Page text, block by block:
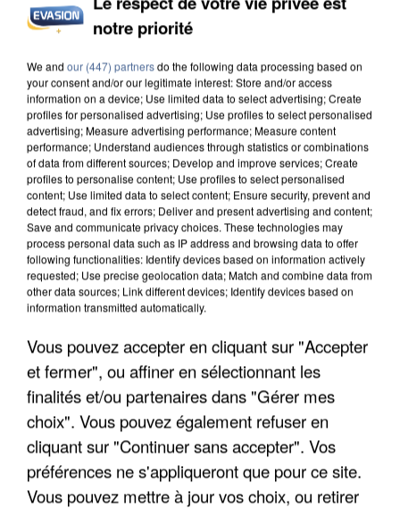
INCENDIES : L’ÎLE-DE-FRANCE LANCE UN ÉLAN
DE SOLIDARITÉ AVEC LES...
APRÈS TOUTES CES CANICULES, LES REFUGES
DE FAUNE SAUVAGE SONT...
notre priorité
We and our (447) partnersdo the following data processing based on
your consent and/or our legitimate interest: Store and/or access
information on a device; Use limited data to select advertising; Create
profiles for personalised advertising; Use profiles to select personalised
advertising; Measure advertising performance; Measure content
performance; Understand audiences through statistics or combinations
of data from different sources; Develop and improve services; Create
profiles to personalise content; Use profiles to select personalised
content; Use limited data to select content; Ensure security, prevent and
detect fraud, and fix errors; Deliver and present advertising and content;
Save and communicate privacy choices. These technologies may
process personal data such as IP address and browsing data to offer
following functionalities: Identify devices based on information actively
requested; Use precise geolocation data; Match and combine data from
other data sources; Link different devices; Identify devices based on
information transmitted automatically.
Vous pouvez accepter en cliquant sur "Accepter
et fermer", ou affiner en sélectionnant les
finalités et/ou partenaires dans "Gérer mes
choix". Vous pouvez également refuser en
cliquant sur "Continuer sans accepter". Vos
préférences ne s'appliqueront que pour ce site.
Vous pouvez mettre à jour vos choix, ou retirer